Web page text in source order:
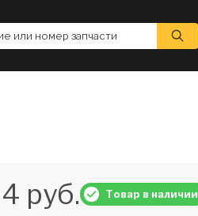
или номер запчасти
руб. Товар в наличии